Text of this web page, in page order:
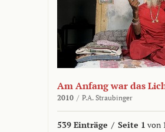
Am Anfang war das
2010 / P.A. Straubinger
539 Einträge / Seite 1 von